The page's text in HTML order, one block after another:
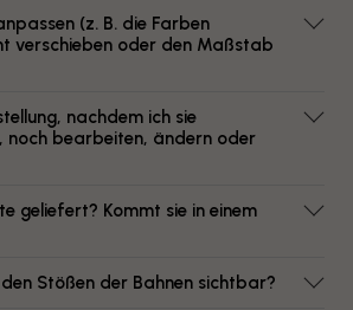
(z. B. die Farben
verschieben oder den Maßstab
nachdem ich sie
noch bearbeiten, ändern oder
geliefert? Kommt sie in einem
Stößen der Bahnen sichtbar?